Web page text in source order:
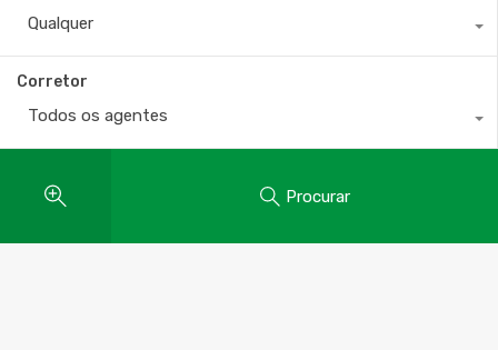
Qualquer
Corretor
Todos os agentes
Procurar